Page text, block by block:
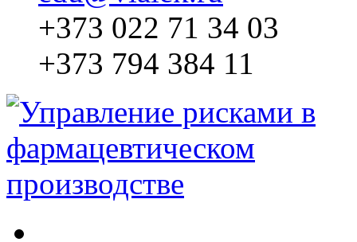
+373 022 71 34 03
+373 794 384 11